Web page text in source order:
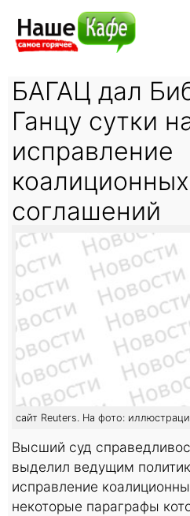
БАГАЦ дал
Ганцу сутки
исправление
коалиционных
соглашений
сайт Reuters. На фото:
Высший суд
выделил ведущим
исправление
некоторые параграфы